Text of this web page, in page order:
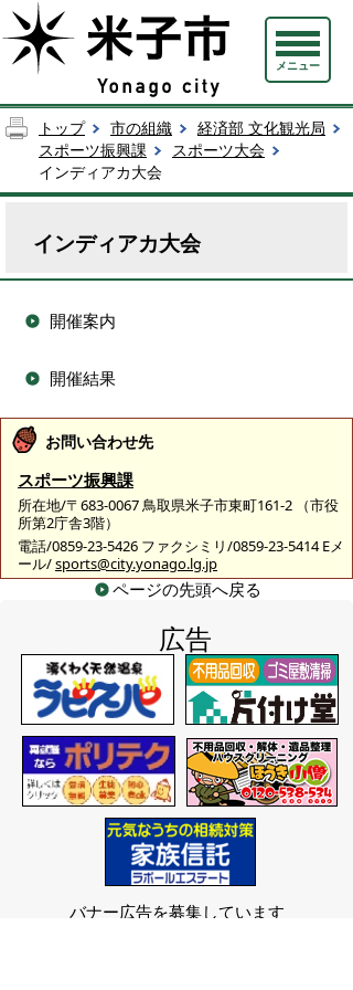
メニュー
トップ 市の組織
経済部 文化観光局
スポーツ振興課
スポーツ大会
インディアカ大会
インディアカ大会
開催案内
開催結果
お問い合わせ先
スポーツ振興課
所在地/〒683-0067 鳥取県米子市東町161-2 （市役
所第2庁舎3階）
電話/0859-23-5426 ファクシミリ/0859-23-5414 Eメ
ール/sports@city.yonago.lg.jp
ページの先頭へ戻る
広告
バナー広告を募集しています